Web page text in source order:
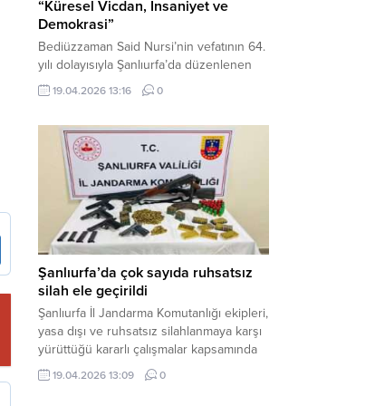
“Küresel Vicdan, İnsaniyet ve
Demokrasi”
Bediüzzaman Said Nursi’nin vefatının 64.
yılı dolayısıyla Şanlıurfa’da düzenlenen
panelde, günümüzün manevi ve
toplumsal sorunlarına Risale-i Nur
Necmettin Cevheri Kültür Merkezi’nde
gerçekleştirilen “Küresel Vicdan,
İnsaniyet ve Demokrasi” başlıklı panel,
hürriyet, adalet ve hukuk vurgularıyla
yoğun katılıma sahne oldu. Haber
Merkezi – Bediüzzaman Eğitim Kültür ve
Sanat...
19.04.2026 13:16 0
Şanlıurfa’da çok sayıda ruhsatsız
silah ele geçirildi
Şanlıurfa İl Jandarma Komutanlığı ekipleri,
yasa dışı ve ruhsatsız silahlanmaya karşı
yürüttüğü kararlı çalışmalar kapsamında
Bozova ilçesinde bir ikamete operasyon
düzenledi. Yapılan aramada çok sayıda
19.04.2026 13:09 0